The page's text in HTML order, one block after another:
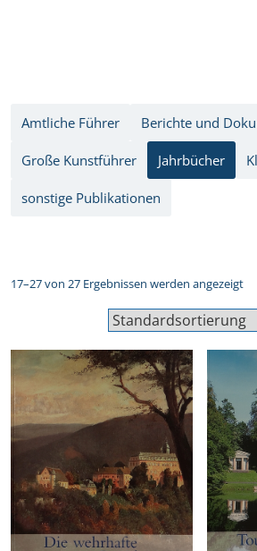
Amtliche Führer Berichte und
Große Kunstführer Jahrbücher
sonstige Publikationen
17–27 von 27 Ergebnissen werden angezeigt